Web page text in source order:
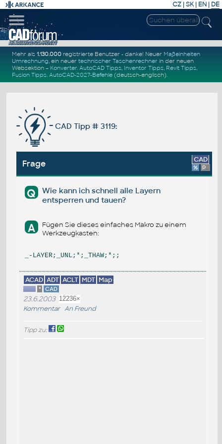
CZ | SK| EN | DE
Mehr als1.130.000 registrierte Benutzer - danke! Neuer Maßeinheiten
Umrechnung, ein neuertechnischer Taschenrechner in der neuen
Websektion – Konverter.AutoCAD Tipps, Inventor Tipps, Revit Tipps,
Fusion Tipps.AutoCAD-2027-Befehle (deutsch-englisch).
CAD Tipp # 3119:
Frage CAD
% Platform
Q
Wie kann ich schnell alle Layern
entsperren und tauen?
A
Fügen Sie dieses einfaches Makro zu einem
Werkzeugkasten:
ACAD ADT ACLT MDT Map
* CAD
23.6.2003 12236×
Kommentar An Freund
Tipp zu: